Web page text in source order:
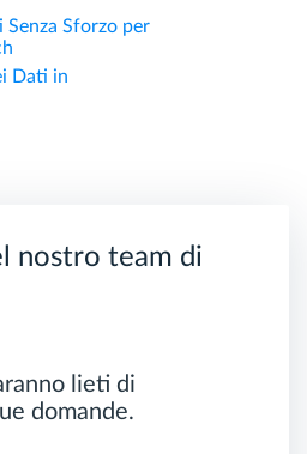
Sforzo per
Dati in
nostro team di
lieti di
domande.